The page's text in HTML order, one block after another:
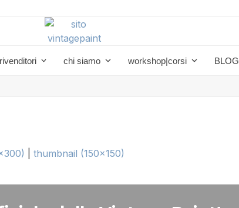
rivenditori chi siamo workshop|corsi BLOG
|thumbnail (150x150)